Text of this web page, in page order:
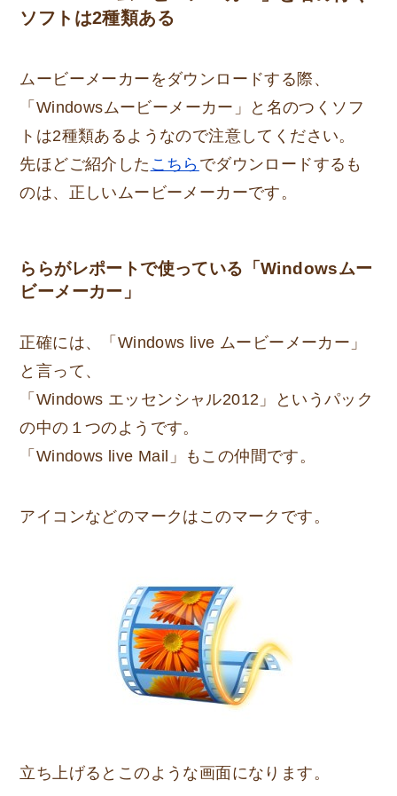
ソフトは2種類ある
ムービーメーカーをダウンロードする際、
「Windowsムービーメーカー」と名のつくソフ
トは2種類あるようなので注意してください。
先ほどご紹介した こちら でダウンロードするも
のは、正しいムービーメーカーです。
ららがレポートで使っている「Windowsムー
ビーメーカー」
正確には、
「Windows live ムービーメーカー」
と言って、
「Windows エッセンシャル2012」というパック
の中の１つのようです。
「Windows live Mail」もこの仲間です。
アイコンなどのマークはこのマークです。
立ち上げるとこのような画面になります。